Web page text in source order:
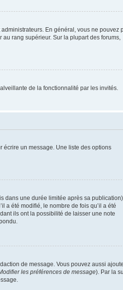
En général, vous ne pouvez
au rang supérieur. Sur la plupart des forums,
de la fonctionnalité par les invités.
écrire un message. Une liste des options
dans une durée limitée après sa
a été modifié, le nombre de fois qu’il a été
ils ont la possibilité de laisser une note
de message. Vous pouvez aussi
les préférences de message). Par la